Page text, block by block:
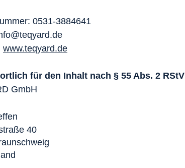
0531-3884641
www.teqyard.de
für den Inhalt nach § 55 Abs. 2 RStV
GmbH
40